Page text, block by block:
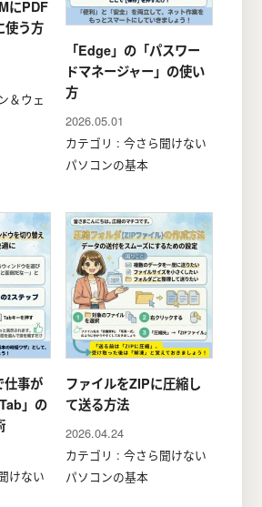
にPDF
使う方
＆ウェ
「Edge」の「パスワー
ドマネージャー」の使い
方
2026.05.01
カテゴリ : 今さら聞けない
パソコンの基本
仕事が
」の
けない
ファイルをZIPに圧縮し
て送る方法
2026.04.24
カテゴリ : 今さら聞けない
パソコンの基本